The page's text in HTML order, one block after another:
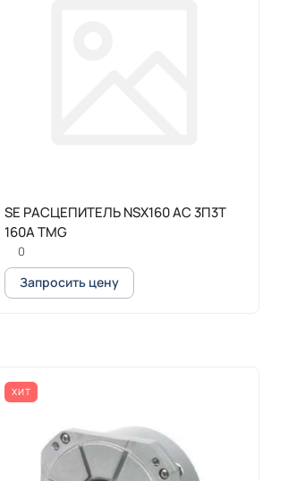
SE РАСЦЕПИТЕЛЬ NSX160 AC 3П3Т
160A TMG
0
Запросить цену
ХИТ